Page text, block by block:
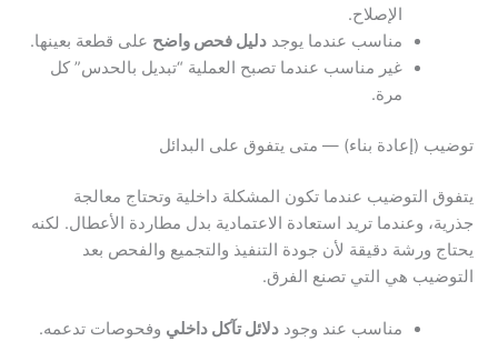
الإصلاح.
مناسب عندما يوجددليل فحص واضح على قطعة بعينها.
غير مناسب عندما تصبح العملية “تبديل بالحدس” كل
مرة.
توضيب (إعادة بناء) — متى يتفوق على البدائل
يتفوق التوضيب عندما تكون المشكلة داخلية وتحتاج معالجة
جذرية، وعندما تريد استعادة الاعتمادية بدل مطاردة الأعطال. لكنه
يحتاج ورشة دقيقة لأن جودة التنفيذ والتجميع والفحص بعد
التوضيب هي التي تصنع الفرق.
مناسب عند وجوددلائل تآكل داخلي وفحوصات تدعمه.